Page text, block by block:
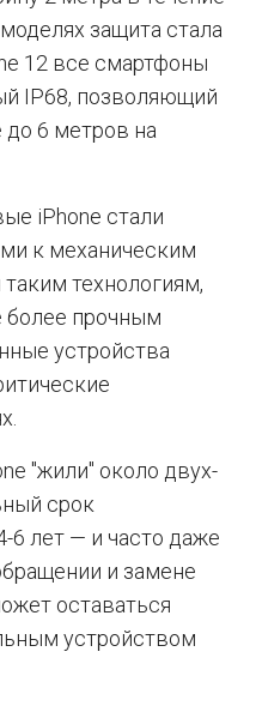
защита стала
12 все смартфоны
IP68, позволяющий
6 метров на
iPhone стали
к механическим
технологиям,
более прочным
устройства
"жили" около двух-
срок
6 лет — и часто даже
и замене
оставаться
устройством